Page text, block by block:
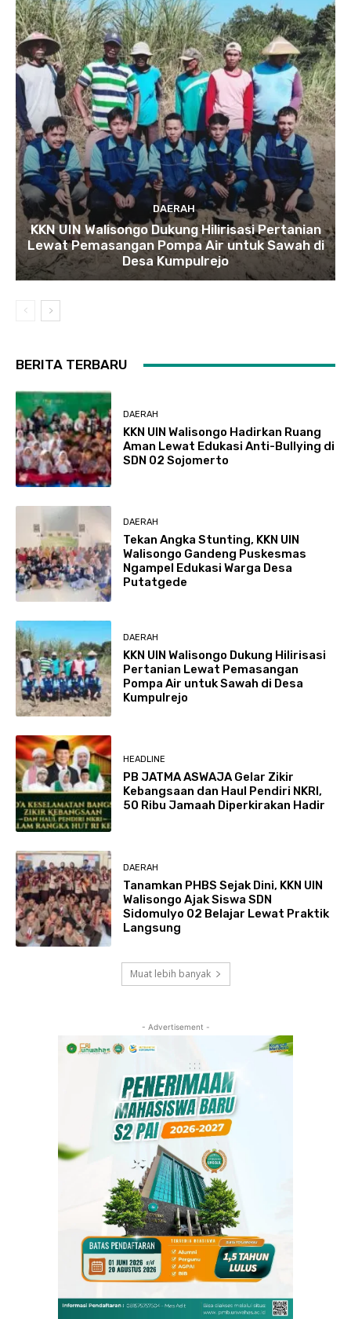
DAERAH
KKN UIN Walisongo Dukung Hilirisasi Pertanian
Lewat Pemasangan Pompa Air untuk Sawah di
Desa Kumpulrejo
BERITA TERBARU
DAERAH
KKN UIN Walisongo Hadirkan Ruang
Aman Lewat Edukasi Anti-Bullying di
SDN 02 Sojomerto
DAERAH
Tekan Angka Stunting, KKN UIN
Walisongo Gandeng Puskesmas
Ngampel Edukasi Warga Desa
Putatgede
DAERAH
KKN UIN Walisongo Dukung Hilirisasi
Pertanian Lewat Pemasangan
Pompa Air untuk Sawah di Desa
Kumpulrejo
HEADLINE
PB JATMA ASWAJA Gelar Zikir
Kebangsaan dan Haul Pendiri NKRI,
50 Ribu Jamaah Diperkirakan Hadir
DAERAH
Tanamkan PHBS Sejak Dini, KKN UIN
Walisongo Ajak Siswa SDN
Sidomulyo 02 Belajar Lewat Praktik
Langsung
Muat lebih banyak
- Advertisement -